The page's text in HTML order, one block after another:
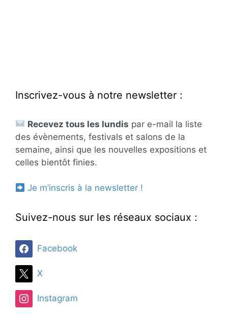
Inscrivez-vous à notre newsletter :
Recevez tous les lundis par e-mail la liste
des évènements, festivals et salons de la
semaine, ainsi que les nouvelles expositions et
celles bientôt finies.
Je m’inscris à la newsletter !
Suivez-nous sur les réseaux sociaux :
Facebook
X
Instagram